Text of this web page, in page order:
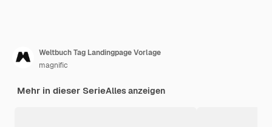
Weltbuch Tag Landingpage Vorlage
magnific
Mehr in dieser SerieAlles anzeigen